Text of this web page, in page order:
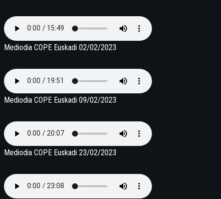
Mediodia COPE Euskadi 02/02/2023
Mediodia COPE Euskadi 09/02/2023
Mediodia COPE Euskadi 23/02/2023